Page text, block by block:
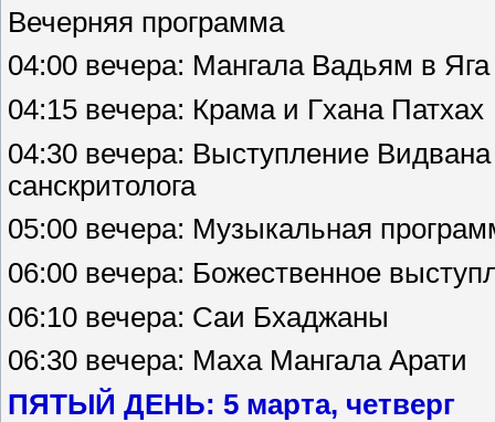
Вечерняя программа
04:00 вечера: Мангала Вадьям в
04:15 вечера: Крама и Гхана Патхах
04:30 вечера: Выступление
санскритолога
05:00 вечера: Музыкальная
06:00 вечера: Божественное
06:10 вечера: Саи Бхаджаны
06:30 вечера: Маха Мангала Арати
ПЯТЫЙ ДЕНЬ: 5 марта, четверг